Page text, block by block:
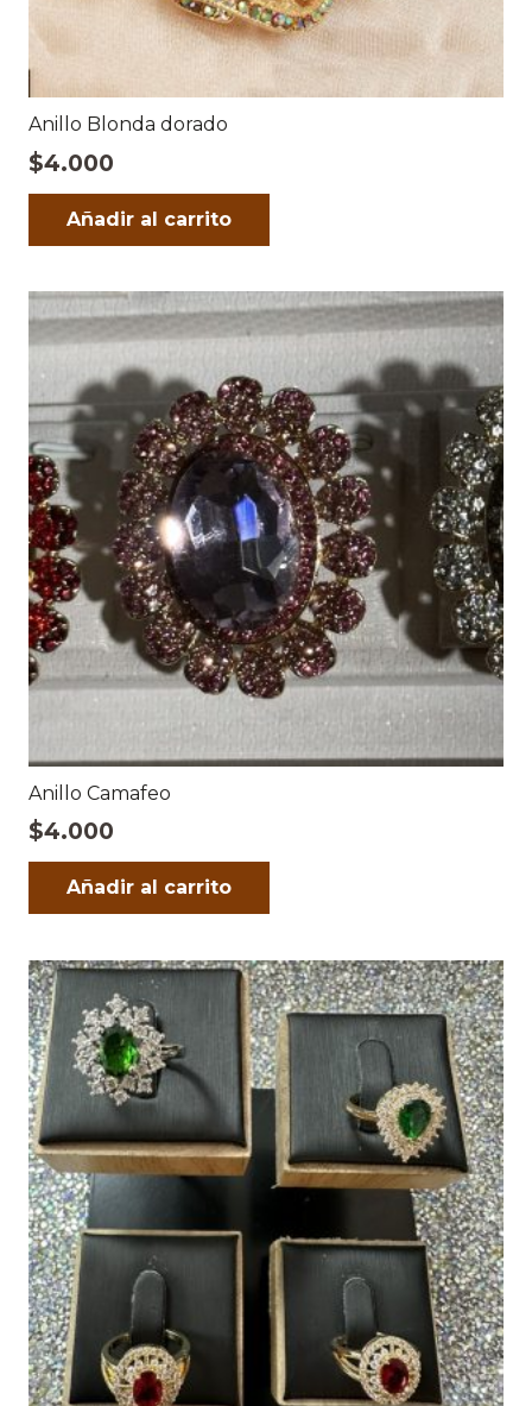
Anillo Blonda dorado
$4.000
Añadir al carrito
Anillo Camafeo
$4.000
Añadir al carrito